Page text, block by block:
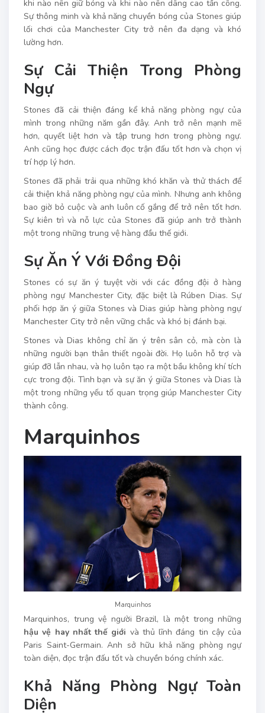
khi nào nên giữ bóng và khi nào nên dâng cao tấn công.
Sự thông minh và khả năng chuyền bóng của Stones giúp
lối chơi của Manchester City trở nên đa dạng và khó
lường hơn.
Sự Cải Thiện Trong Phòng
Ngự
Stones đã cải thiện đáng kể khả năng phòng ngự của
mình trong những năm gần đây. Anh trở nên mạnh mẽ
hơn, quyết liệt hơn và tập trung hơn trong phòng ngự.
Anh cũng học được cách đọc trận đấu tốt hơn và chọn vị
trí hợp lý hơn.
Stones đã phải trải qua những khó khăn và thử thách để
cải thiện khả năng phòng ngự của mình. Nhưng anh không
bao giờ bỏ cuộc và anh luôn cố gắng để trở nên tốt hơn.
Sự kiên trì và nỗ lực của Stones đã giúp anh trở thành
một trong những trung vệ hàng đầu thế giới.
Sự Ăn Ý Với Đồng Đội
Stones có sự ăn ý tuyệt vời với các đồng đội ở hàng
phòng ngự Manchester City, đặc biệt là Rúben Dias. Sự
phối hợp ăn ý giữa Stones và Dias giúp hàng phòng ngự
Manchester City trở nên vững chắc và khó bị đánh bại.
Stones và Dias không chỉ ăn ý trên sân cỏ, mà còn là
những người bạn thân thiết ngoài đời. Họ luôn hỗ trợ và
giúp đỡ lẫn nhau, và họ luôn tạo ra một bầu không khí tích
cực trong đội. Tình bạn và sự ăn ý giữa Stones và Dias là
một trong những yếu tố quan trọng giúp Manchester City
thành công.
Marquinhos
Marquinhos
Marquinhos, trung vệ người Brazil, là một trong những
hậu vệ hay nhất thế giới và thủ lĩnh đáng tin cậy của
Paris Saint-Germain. Anh sở hữu khả năng phòng ngự
toàn diện, đọc trận đấu tốt và chuyền bóng chính xác.
Khả Năng Phòng Ngự Toàn
Diện